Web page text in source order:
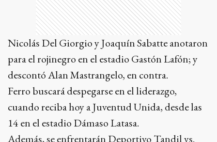
Nicolás Del Giorgio y Joaquín Sabatte anotaron
para el rojinegro en el estadio Gastón Lafón; y
descontó Alan Mastrangelo, en contra.
Ferro buscará despegarse en el liderazgo,
cuando reciba hoy a Juventud Unida, desde las
14 en el estadio Dámaso Latasa.
Además, se enfrentarán Deportivo Tandil vs.